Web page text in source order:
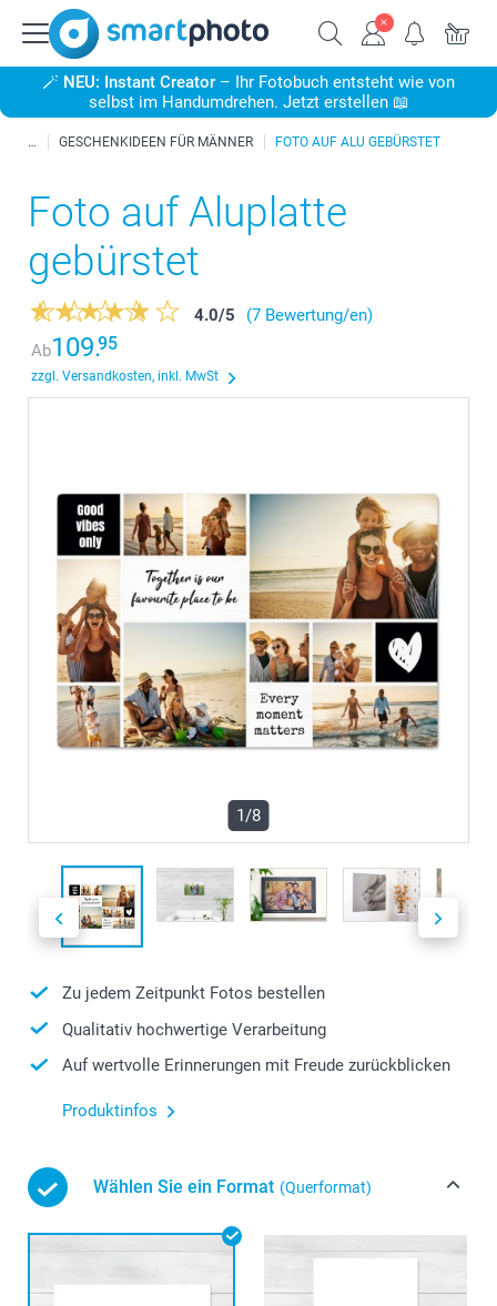
🪄 NEU: Instant Creator – Ihr Fotobuch entsteht wie von
selbst im Handumdrehen. Jetzt erstellen 📖
GESCHENKIDEEN FÜR MÄNNER FOTO AUF ALU GEBÜRSTET
Foto auf Aluplatte
gebürstet
4.0/5
(7 Bewertung/en)
Ab109.95
zzgl. Versandkosten, inkl. MwSt
1/8
Zu jedem Zeitpunkt Fotos bestellen
Qualitativ hochwertige Verarbeitung
Auf wertvolle Erinnerungen mit Freude zurückblicken
Produktinfos
Wählen Sie ein Format (Querformat)